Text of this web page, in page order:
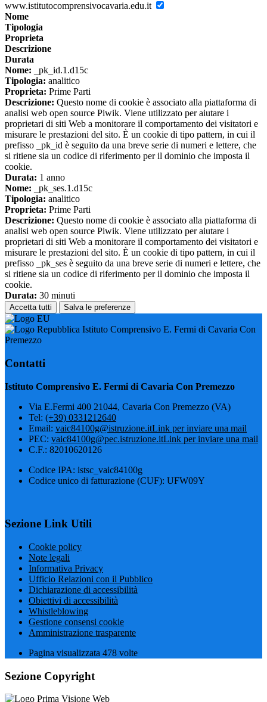
www.istitutocomprensivocavaria.edu.it
Nome
Tipologia
Proprieta
Descrizione
Durata
Nome: _pk_id.1.d15c
Tipologia: analitico
Proprieta: Prime Parti
Descrizione: Questo nome di cookie è associato alla piattaforma di
analisi web open source Piwik. Viene utilizzato per aiutare i
proprietari di siti Web a monitorare il comportamento dei visitatori e
misurare le prestazioni del sito. È un cookie di tipo pattern, in cui il
prefisso _pk_id è seguito da una breve serie di numeri e lettere, che
si ritiene sia un codice di riferimento per il dominio che imposta il
cookie.
Durata: 1 anno
Nome: _pk_ses.1.d15c
Tipologia: analitico
Proprieta: Prime Parti
Descrizione: Questo nome di cookie è associato alla piattaforma di
analisi web open source Piwik. Viene utilizzato per aiutare i
proprietari di siti Web a monitorare il comportamento dei visitatori e
misurare le prestazioni del sito. È un cookie di tipo pattern, in cui il
prefisso _pk_ses è seguito da una breve serie di numeri e lettere, che
si ritiene sia un codice di riferimento per il dominio che imposta il
cookie.
Durata: 30 minuti
Accetta tutti Salva le preferenze
Istituto Comprensivo E. Fermi di Cavaria Con
Premezzo
Contatti
Istituto Comprensivo E. Fermi di Cavaria Con Premezzo
Via E.Fermi 400 21044, Cavaria Con Premezzo (VA)
Tel: (+39) 0331212640
Email: vaic84100g@istruzione.itLink per inviare una mail
PEC: vaic84100g@pec.istruzione.itLink per inviare una mail
C.F.: 82010620126
Codice IPA: istsc_vaic84100g
Codice unico di fatturazione (CUF): UFW09Y
Sezione Link Utili
Cookie policy
Note legali
Informativa Privacy
Ufficio Relazioni con il Pubblico
Dichiarazione di accessibilità
Obiettivi di accessibilità
Whistleblowing
Gestione consensi cookie
Amministrazione trasparente
Pagina visualizzata 478 volte
Sezione Copyright